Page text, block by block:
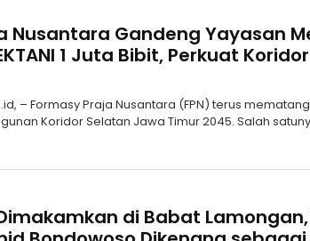
Nusantara Gandeng Yayasan
1 Juta Bibit, Perkuat
– Formasy Praja Nusantara (FPN) terus
Koridor Selatan Jawa Timur 2045. Salah
di Babat